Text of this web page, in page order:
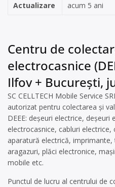
Actualizare
acum 5 ani
Centru de
electrocasnice
Ilfov + București,
SC CELLTECH Mobile Service
autorizat pentru colectarea și
DEEE: deșeuri electrice, deșeuri
electrocasnice, cabluri
aparatură electrică,
aragazuri, plăci electronice,
mobile etc.
Punctul de lucru al centrului de